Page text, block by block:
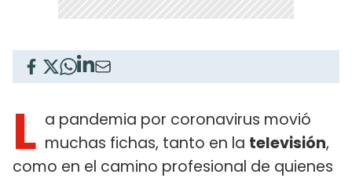
L a pandemia por coronavirus movió
muchas fichas, tanto en la televisión,
como en el camino profesional de quienes